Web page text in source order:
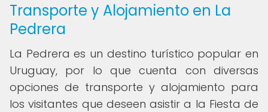
Transporte y Alojamiento en La
Pedrera
La Pedrera es un destino turístico popular en
Uruguay, por lo que cuenta con diversas
opciones de transporte y alojamiento para
los visitantes que deseen asistir a la Fiesta de